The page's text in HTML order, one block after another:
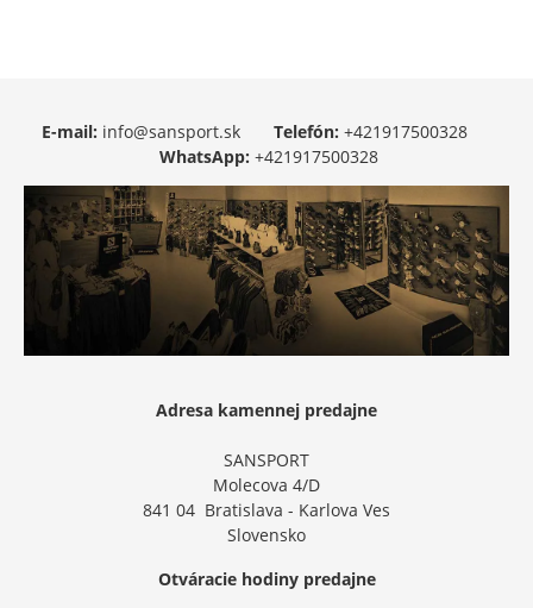
E-mail: info@sansport.sk Telefón: +421917500328
WhatsApp: +421917500328
Adresa kamennej predajne
SANSPORT
Molecova 4/D
841 04 Bratislava - Karlova Ves
Slovensko
Otváracie hodiny predajne